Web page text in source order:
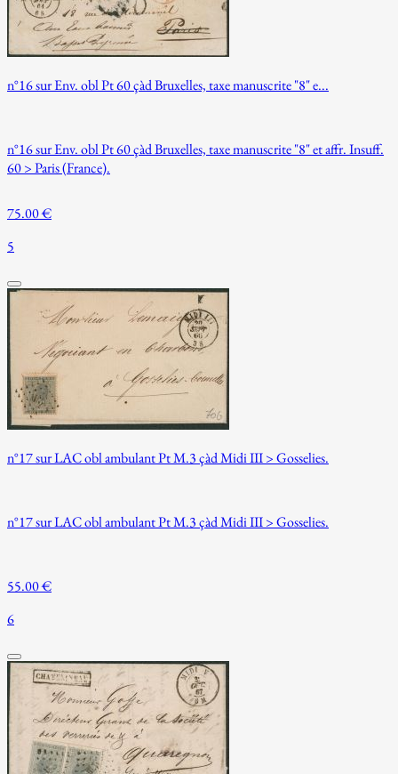
n°16 sur Env. obl Pt 60 çàd Bruxelles, taxe manuscrite "8" e...
n°16 sur Env. obl Pt 60 çàd Bruxelles, taxe manuscrite "8" et affr. Insuff.
60 > Paris (France).
75.00 €
5
n°17 sur LAC obl ambulant Pt M.3 çàd Midi III > Gosselies.
n°17 sur LAC obl ambulant Pt M.3 çàd Midi III > Gosselies.
55.00 €
6